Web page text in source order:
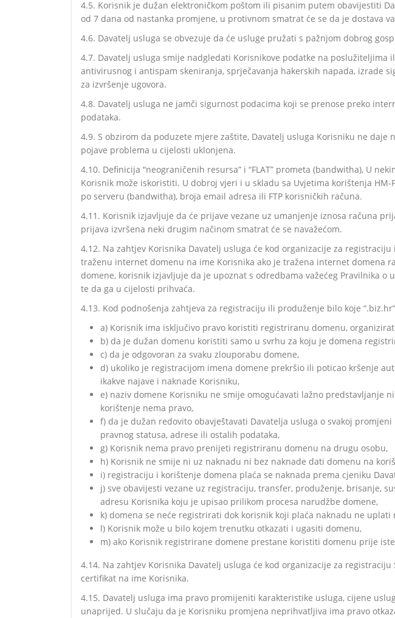
4.5. Korisnik je dužan elektroničkom poštom ili pisanim putem obavijestiti
od 7 dana od nastanka promjene, u protivnom smatrat će se da je dostava
4.6. Davatelj usluga se obvezuje da će usluge pružati s pažnjom dobrog
4.7. Davatelj usluga smije nadgledati Korisnikove podatke na
antivirusnog i antispam skeniranja, sprječavanja hakerskih napada, izrade
za izvršenje ugovora.
4.8. Davatelj usluga ne jamči sigurnost podacima koji se prenose preko
podataka.
4.9. S obzirom da poduzete mjere zaštite, Davatelj usluga Korisniku ne
pojave problema u cijelosti uklonjena.
4.10. Definicija “neograničenih resursa” i “FLAT” prometa (bandwitha), U
Korisnik može iskoristiti. U dobroj vjeri i u skladu sa Uvjetima korištenja
po serveru (bandwitha), broja email adresa ili FTP korisničkih računa.
4.11. Korisnik izjavljuje da će prijave vezane uz umanjenje iznosa računa
prijava izvršena neki drugim načinom smatrat će se navažećom.
4.12. Na zahtjev Korisnika Davatelj usluga će kod organizacije za
traženu internet domenu na ime Korisnika ako je tražena internet domena
domene, korisnik izjavljuje da je upoznat s odredbama važećeg Pravilnika
te da ga u cijelosti prihvaća.
4.13. Kod podnošenja zahtjeva za registraciju ili produženje bilo koje
a) Korisnik ima isključivo pravo koristiti registriranu domenu,
b) da je dužan domenu koristiti samo u svrhu za koju je domena
c) da je odgovoran za svaku zlouporabu domene,
d) ukoliko je registracijom imena domene prekršio ili poticao kršenje
ikakve najave i naknade Korisniku,
e) naziv domene Korisniku ne smije omogućavati lažno
korištenje nema pravo,
f) da je dužan redovito obavještavati Davatelja usluga o svakoj
pravnog statusa, adrese ili ostalih podataka,
g) Korisnik nema pravo prenijeti registriranu domenu na drugu osobu,
h) Korisnik ne smije ni uz naknadu ni bez naknade dati domenu na
i) registraciju i korištenje domena plaća se naknada prema cjeniku
j) sve obavijesti vezane uz registraciju, transfer, produženje, brisanje,
adresu Korisnika koju je upisao prilikom procesa narudžbe domene,
k) domena se neće registrirati dok korisnik koji plaća naknadu ne
l) Korisnik može u bilo kojem trenutku otkazati i ugasiti domenu,
m) ako Korisnik registrirane domene prestane koristiti domenu prije
4.14. Na zahtjev Korisnika Davatelj usluga će kod organizacije za
certifikat na ime Korisnika.
4.15. Davatelj usluga ima pravo promijeniti karakteristike usluga, cijene
unaprijed. U slučaju da je Korisniku promjena neprihvatljiva ima pravo